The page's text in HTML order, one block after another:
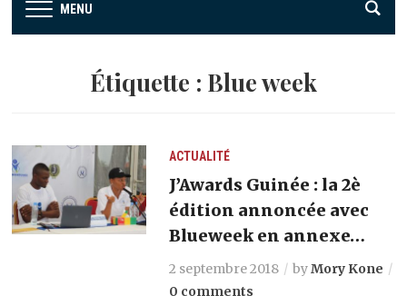
MENU
Étiquette : Blue week
ACTUALITÉ
J’Awards Guinée : la 2è
édition annoncée avec
Blueweek en annexe…
2 septembre 2018 byMory Kone
0 comments